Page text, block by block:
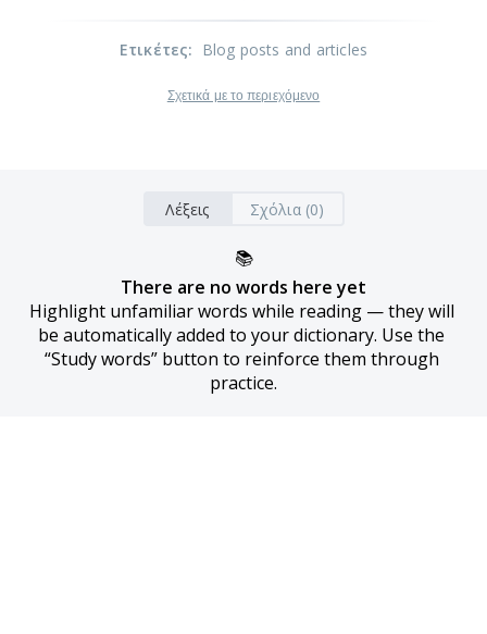
Ετικέτες: Blog posts and articles
Σχετικά με το περιεχόμενο
Λέξεις Σχόλια (0)
📚
There are no words here yet
Highlight unfamiliar words while reading — they will
be automatically added to your dictionary. Use the
“Study words” button to reinforce them through
practice.